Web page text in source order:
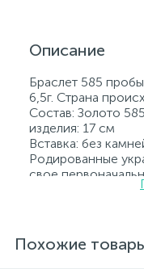
Описание
Браслет 585
6,5г. Страна
Состав: Золото
изделия: 17 см
Вставка: без
Родированные
свое
блеск металла.
всех изделиях
Похожие